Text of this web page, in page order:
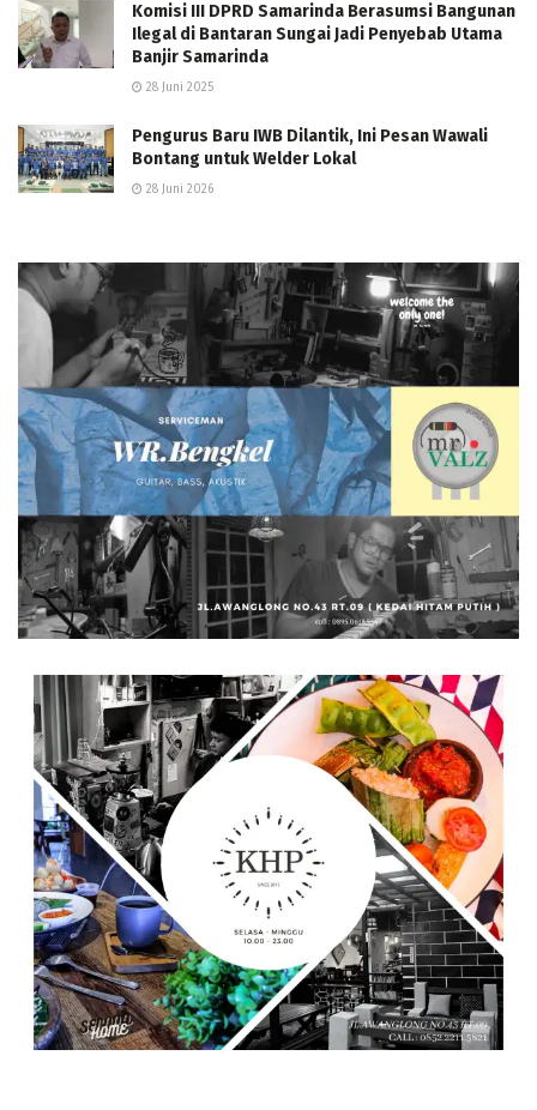
Komisi III DPRD Samarinda Berasumsi Bangunan
Ilegal di Bantaran Sungai Jadi Penyebab Utama
Banjir Samarinda
28 Juni 2025
Pengurus Baru IWB Dilantik, Ini Pesan Wawali
Bontang untuk Welder Lokal
28 Juni 2026